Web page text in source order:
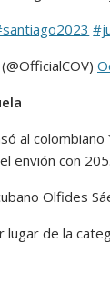
al
envión con
Olfides
lugar de la